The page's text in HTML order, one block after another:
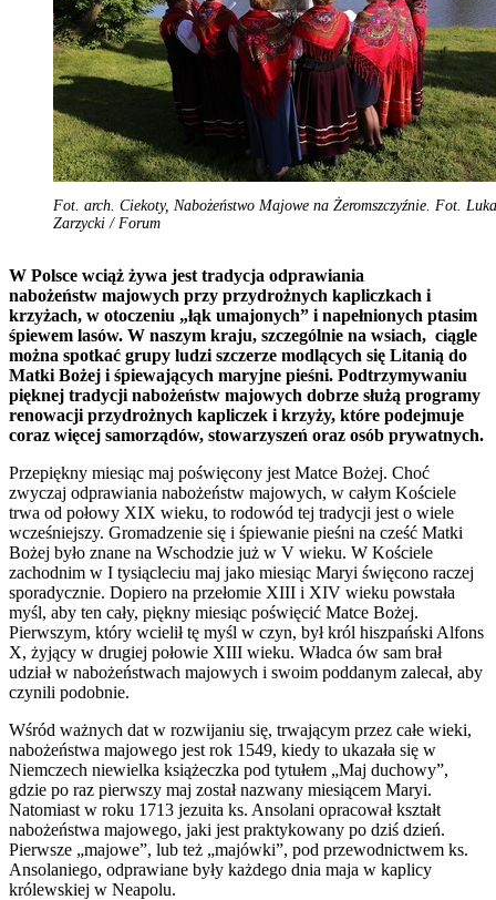
Fot. arch. Ciekoty, Nabożeństwo Majowe na Żeromszczyźnie. Fot.
Zarzycki / Forum
W Polsce wciąż żywa jest tradycja odprawiania
nabożeństw majowych przy przydrożnych kapliczkach i
krzyżach, w otoczeniu „łąk umajonych” i napełnionych ptasim
śpiewem lasów. W naszym kraju, szczególnie na wsiach, ciągle
można spotkać grupy ludzi szczerze modlących się Litanią do
Matki Bożej i śpiewających maryjne pieśni. Podtrzymywaniu
pięknej tradycji nabożeństw majowych dobrze służą programy
renowacji przydrożnych kapliczek i krzyży, które podejmuje
coraz więcej samorządów, stowarzyszeń oraz osób prywatnych.
Przepiękny miesiąc maj poświęcony jest Matce Bożej. Choć
zwyczaj odprawiania nabożeństw majowych, w całym Kościele
trwa od połowy XIX wieku, to rodowód tej tradycji jest o wiele
wcześniejszy. Gromadzenie się i śpiewanie pieśni na cześć Matki
Bożej było znane na Wschodzie już w V wieku. W Kościele
zachodnim w I tysiącleciu maj jako miesiąc Maryi święcono raczej
sporadycznie. Dopiero na przełomie XIII i XIV wieku powstała
myśl, aby ten cały, piękny miesiąc poświęcić Matce Bożej.
Pierwszym, który wcielił tę myśl w czyn, był król hiszpański Alfons
X, żyjący w drugiej połowie XIII wieku. Władca ów sam brał
udział w nabożeństwach majowych i swoim poddanym zalecał, aby
czynili podobnie.
Wśród ważnych dat w rozwijaniu się, trwającym przez całe wieki,
nabożeństwa majowego jest rok 1549, kiedy to ukazała się w
Niemczech niewielka książeczka pod tytułem „Maj duchowy”,
gdzie po raz pierwszy maj został nazwany miesiącem Maryi.
Natomiast w roku 1713 jezuita ks. Ansolani opracował kształt
nabożeństwa majowego, jaki jest praktykowany po dziś dzień.
Pierwsze „majowe”, lub też „majówki”, pod przewodnictwem ks.
Ansolaniego, odprawiane były każdego dnia maja w kaplicy
królewskiej w Neapolu.